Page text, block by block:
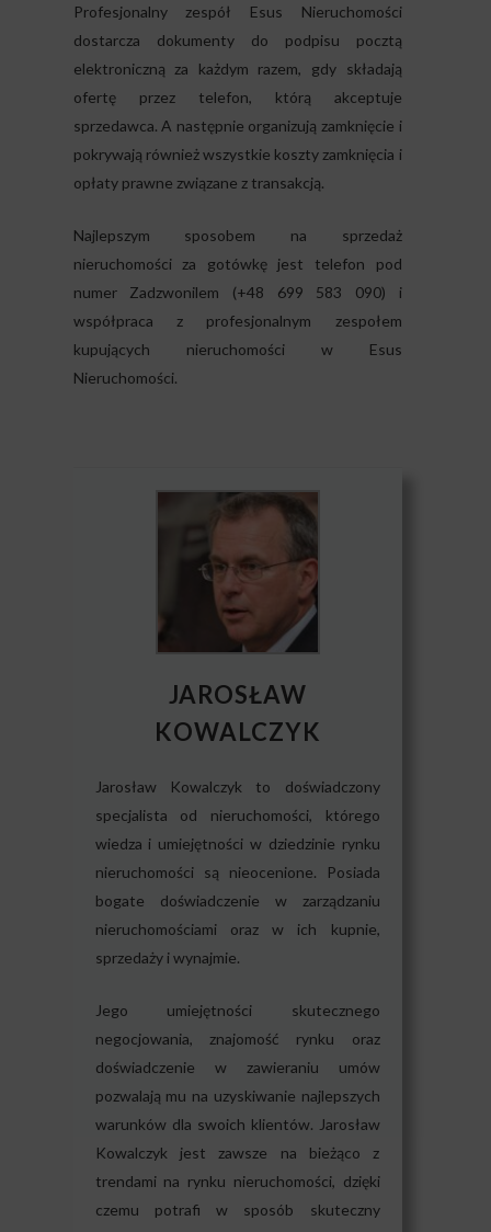
Profesjonalny zespół Esus Nieruchomości
dostarcza dokumenty do podpisu pocztą
elektroniczną za każdym razem, gdy składają
ofertę przez telefon, którą akceptuje
sprzedawca. A następnie organizują zamknięcie i
pokrywają również wszystkie koszty zamknięcia i
opłaty prawne związane z transakcją.
Najlepszym sposobem na sprzedaż
nieruchomości za gotówkę jest telefon pod
numer Zadzwonilem (+48 699 583 090) i
współpraca z profesjonalnym zespołem
kupujących nieruchomości w Esus
Nieruchomości.
JAROSŁAW
KOWALCZYK
Jarosław Kowalczyk to doświadczony
specjalista od nieruchomości, którego
wiedza i umiejętności w dziedzinie rynku
nieruchomości są nieocenione. Posiada
bogate doświadczenie w zarządzaniu
nieruchomościami oraz w ich kupnie,
sprzedaży i wynajmie.
Jego umiejętności skutecznego
negocjowania, znajomość rynku oraz
doświadczenie w zawieraniu umów
pozwalają mu na uzyskiwanie najlepszych
warunków dla swoich klientów. Jarosław
Kowalczyk jest zawsze na bieżąco z
trendami na rynku nieruchomości, dzięki
czemu potrafi w sposób skuteczny